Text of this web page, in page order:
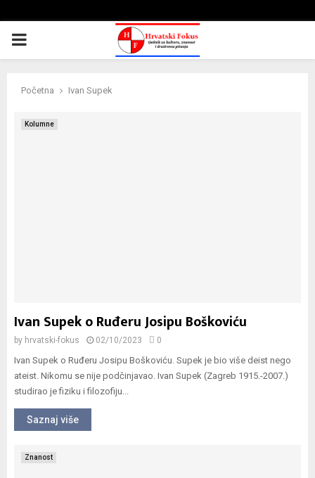
PRIMARY
Početna Ivan Supek
Kolumne
Ivan Supek o Ruđeru Josipu Boškoviću
by hrvatski-fokus 02/10/2023 0
Ivan Supek o Ruđeru Josipu Boškoviću. Supek je bio više deist nego
ateist. Nikomu se nije podčinjavao. Ivan Supek (Zagreb 1915.-2007.)
studirao je fiziku i filozofiju...
Saznaj više
Znanost